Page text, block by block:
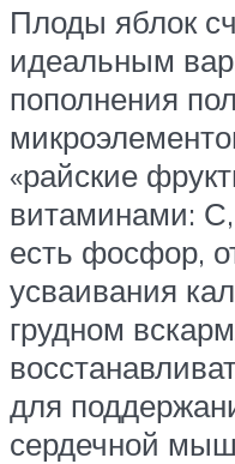
Плоды яблок
идеальным
пополнения
«райские
витаминами:
есть фосфор,
усваивания
грудном
для
сердечной